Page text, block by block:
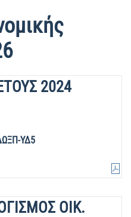
2024
ΥΔ5
ΟΙΚ.